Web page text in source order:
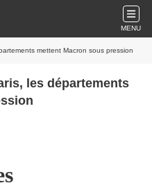
MENU
mettent Macron sous pression
les départements